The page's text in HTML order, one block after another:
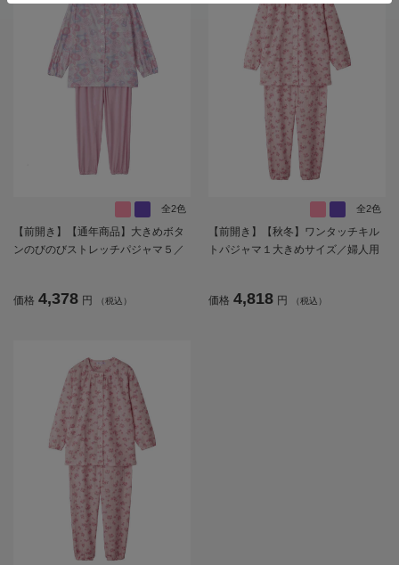
全2色
【前開き】【通年商品】大きめボタ
ンのびのびストレッチパジャマ５／
巻／後ろ長め／ギフト／プレゼント
価格 4,378 円 （税込）
全2色
【前開き】【秋冬】ワンタッチキル
トパジャマ１大きめサイズ／婦人用
【CF】
価格 4,818 円 （税込）